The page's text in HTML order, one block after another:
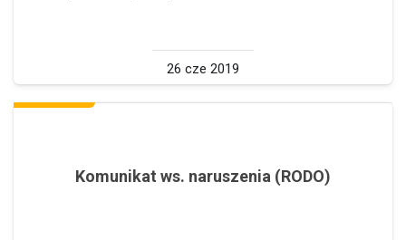
26 cze 2019
Komunikat ws. naruszenia (RODO)